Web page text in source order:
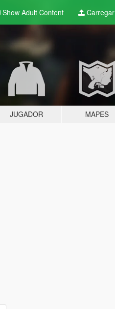
Show Adult Content Carregar
JUGADOR MAPES